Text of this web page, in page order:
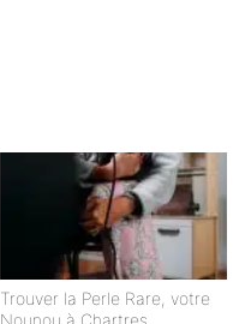
Trouver la Perle Rare, votre